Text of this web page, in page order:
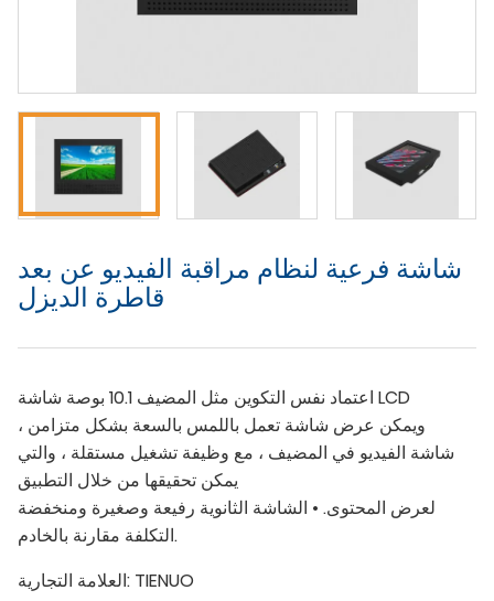
شاشة فرعية لنظام مراقبة الفيديو عن بعد
قاطرة الديزل
اعتماد نفس التكوين مثل المضيف 10.1 بوصة شاشة LCD
، ويمكن عرض شاشة تعمل باللمس بالسعة بشكل متزامن
شاشة الفيديو في المضيف ، مع وظيفة تشغيل مستقلة ، والتي
يمكن تحقيقها من خلال التطبيق
لعرض المحتوى. • الشاشة الثانوية رفيعة وصغيرة ومنخفضة
التكلفة مقارنة بالخادم.
العلامة التجارية: TIENUO